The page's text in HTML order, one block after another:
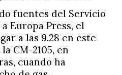
fuentes del Servicio
Europa Press, el
a las 9.28 en este
CM-2105, en
cuando ha